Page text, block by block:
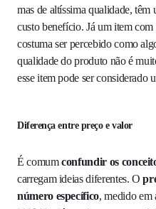
mas de altíssima qualidade,
custo benefício. Já um item
costuma ser percebido como
qualidade do produto não é
esse item pode ser considerado
Diferença entre preço e valor
É comumconfundir os
carregam ideias diferentes. O
número específico, medido em